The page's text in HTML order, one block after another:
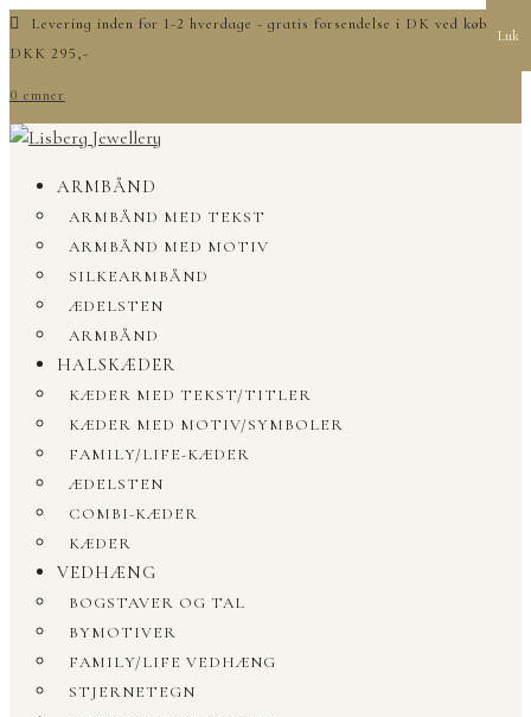
Levering inden for 1-2 hverdage - gratis forsendelse i DK ved køb over
DKK 295,-
0 emner
ARMBÅND
ARMBÅND MED TEKST
ARMBÅND MED MOTIV
SILKEARMBÅND
ÆDELSTEN
ARMBÅND
HALSKÆDER
KÆDER MED TEKST/TITLER
KÆDER MED MOTIV/SYMBOLER
FAMILY/LIFE-KÆDER
ÆDELSTEN
COMBI-KÆDER
KÆDER
VEDHÆNG
BOGSTAVER OG TAL
BYMOTIVER
FAMILY/LIFE VEDHÆNG
STJERNETEGN
Luk